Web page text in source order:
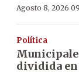
Agosto 8, 2026
Política
dividida